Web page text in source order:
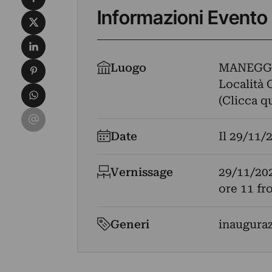
Informazioni Evento
Luogo
Località
(Clicca
Date Il 29/11/
Vernissage
29/11/
ore 11
Generi
Condividi su X
Condividi su LinkedIn
Condividi su Pinterest
Condividi su WhatsApp
Condividi su Email